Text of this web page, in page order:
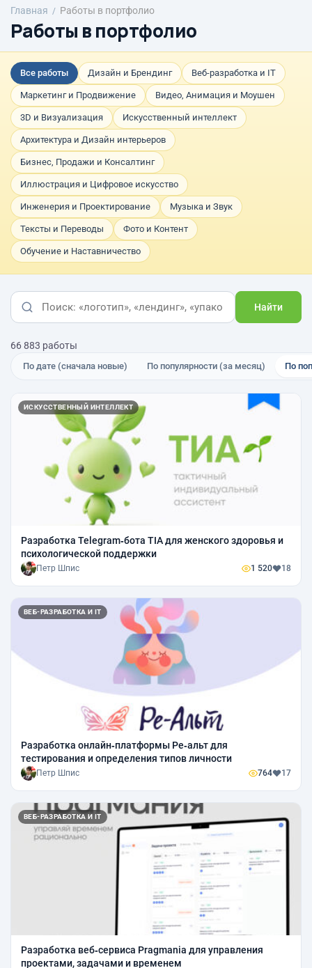
Главная Работы в портфолио
Работы в портфолио
Все работы Дизайн и Брендинг Веб-разработка и IT
Маркетинг и Продвижение Видео, Анимация и Моушен
3D и Визуализация Искусственный интеллект
Архитектура и Дизайн интерьеров
Бизнес, Продажи и Консалтинг
Иллюстрация и Цифровое искусство
Инженерия и Проектирование Музыка и Звук
Тексты и Переводы Фото и Контент
Обучение и Наставничество
Найти
66 883 работы
По дате (сначала новые) По популярности (за месяц) По
ИСКУССТВЕННЫЙ ИНТЕЛЛЕКТ
Разработка Telegram‑бота TIA для женского здоровья и
психологической поддержки
Петр Шпис 1 520 18
ВЕБ-РАЗРАБОТКА И IT
Разработка онлайн‑платформы Рe‑альт для
тестирования и определения типов личности
Петр Шпис 764 17
ВЕБ-РАЗРАБОТКА И IT
Разработка веб‑сервиса Pragmania для управления
проектами, задачами и временем